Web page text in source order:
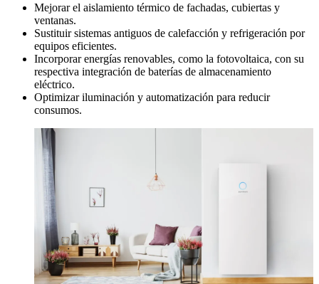
Mejorar el aislamiento térmico de fachadas, cubiertas y
ventanas.
Sustituir sistemas antiguos de calefacción y refrigeración por
equipos eficientes.
Incorporar energías renovables, como la fotovoltaica, con su
respectiva integración de baterías de almacenamiento
eléctrico.
Optimizar iluminación y automatización para reducir
consumos.